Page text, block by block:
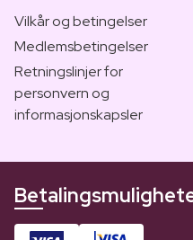
Vilkår og betingelser
Medlemsbetingelser
Retningslinjer for
personvern og
informasjonskapsler